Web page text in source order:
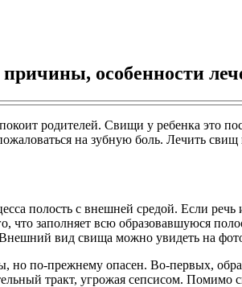
особенности
родителей. Свищи у ребенка это
на зубную боль. Лечить
полость с внешней средой. Если речь
что заполняет всю образовавшуюся
вид свища можно увидеть на
по-прежнему опасен. Во-первых,
тракт, угрожая сепсисом. Помимо